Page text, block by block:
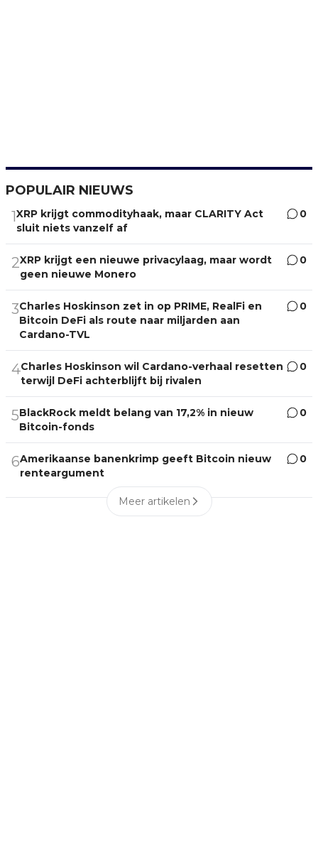
POPULAIR NIEUWS
1XRP krijgt commodityhaak, maar CLARITY Act
sluit niets vanzelf af
0
2XRP krijgt een nieuwe privacylaag, maar wordt
geen nieuwe Monero
0
3Charles Hoskinson zet in op PRIME, RealFi en
Bitcoin DeFi als route naar miljarden aan
Cardano-TVL
0
4Charles Hoskinson wil Cardano-verhaal resetten
terwijl DeFi achterblijft bij rivalen
0
5BlackRock meldt belang van 17,2% in nieuw
Bitcoin-fonds
0
6Amerikaanse banenkrimp geeft Bitcoin nieuw
renteargument
0
Meer artikelen